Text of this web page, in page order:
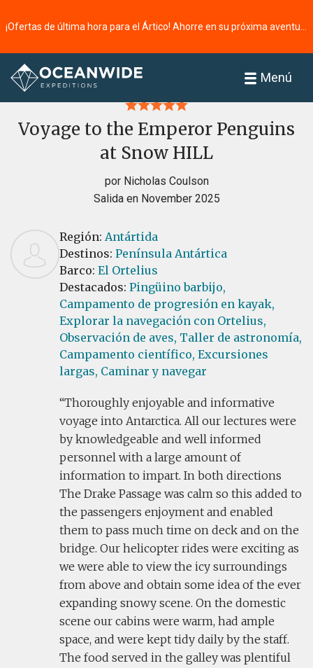
Menú
Página principal
Voyage to the Emperor Penguins
at Snow HILL
por Nicholas Coulson
Salida en November 2025
Región: Antártida
Destinos: Península Antártica
Barco: El Ortelius
Destacados: Pingüino barbijo,
Campamento de progresión en kayak,
Explorar la navegación con Ortelius,
Observación de aves, Taller de astronomía,
Campamento científico, Excursiones
largas, Caminar y navegar
Thoroughly enjoyable and informative
voyage into Antarctica. All our lectures were
by knowledgeable and well informed
personnel with a large amount of
information to impart. In both directions
The Drake Passage was calm so this added to
the passengers enjoyment and enabled
them to pass much time on deck and on the
bridge. Our helicopter rides were exciting as
we were able to view the icy surroundings
from above and obtain some idea of the ever
expanding snowy scene. On the domestic
scene our cabins were warm, had ample
space, and were kept tidy daily by the staff.
The food served in the galley was plentiful